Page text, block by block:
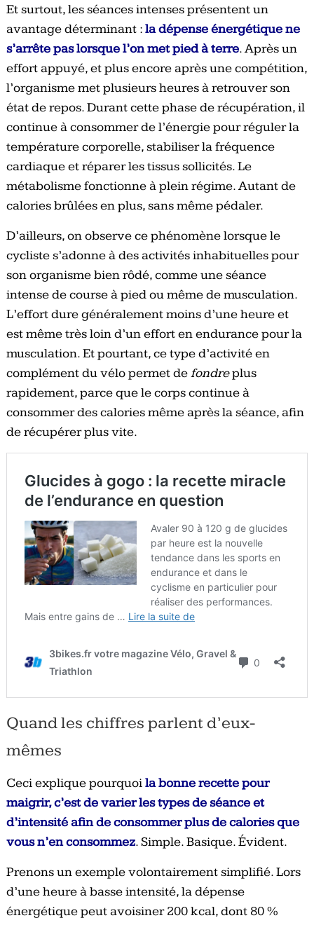
Et surtout, les séances intenses présentent un
avantage déterminant :la dépense énergétique ne
s’arrête pas lorsque l’on met pied à terre. Après un
effort appuyé, et plus encore après une compétition,
l’organisme met plusieurs heures à retrouver son
état de repos. Durant cette phase de récupération, il
continue à consommer de l’énergie pour réguler la
température corporelle, stabiliser la fréquence
cardiaque et réparer les tissus sollicités. Le
métabolisme fonctionne à plein régime. Autant de
calories brûlées en plus, sans même pédaler.
D’ailleurs, on observe ce phénomène lorsque le
cycliste s’adonne à des activités inhabituelles pour
son organisme bien rôdé, comme une séance
intense de course à pied ou même de musculation.
L’effort dure généralement moins d’une heure et
est même très loin d’un effort en endurance pour la
musculation. Et pourtant, ce type d’activité en
complément du vélo permet defondreplus
rapidement, parce que le corps continue à
consommer des calories même après la séance, afin
de récupérer plus vite.
Quand les chiffres parlent d’eux-
mêmes
Ceci explique pourquoila bonne recette pour
maigrir, c’est de varier les types de séance et
d’intensité afin de consommer plus de calories que
vous n’en consommez. Simple. Basique. Évident.
Prenons un exemple volontairement simplifié. Lors
d’une heure à basse intensité, la dépense
énergétique peut avoisiner 200 kcal, dont 80 %